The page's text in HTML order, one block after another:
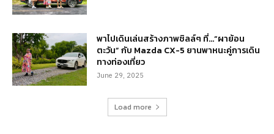
พาไปเดินเล่นสร้างภาพชิลล์ๆ ที่…“ผาย้อน
ตะวัน” กับ Mazda CX-5 ยานพาหนะคู่การเดิน
ทางท่องเที่ยว
June 29, 2025
Load more